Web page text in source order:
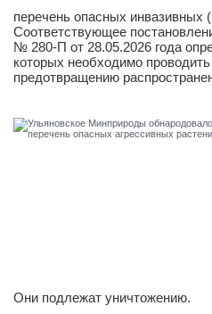
перечень опасных инвазивных
Соответствующее
№ 280-П от 28.05.2026 года
которых необходимо
предотвращению
Они подлежат уничтожению.